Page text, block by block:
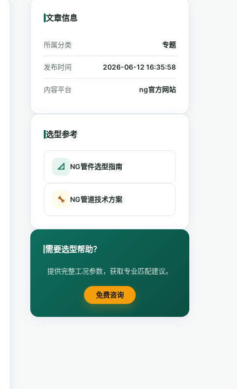
文章信息
所属分类 专题
发布时间 2026-06-12 16:35:58
内容平台 ng官方网站
选型参考
📐 NG管件选型指南
🔧 NG管道技术方案
需要选型帮助？
提供完整工况参数，获取专业匹配建议。
免费咨询